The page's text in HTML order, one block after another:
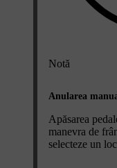
Notă
Anularea
Apăsarea
manevra de
selecteze un